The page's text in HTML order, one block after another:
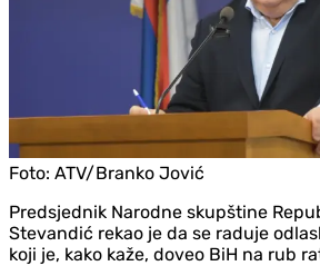
Foto: ATV/Branko Jović
Predsjednik Narodne skupštine
Stevandić rekao je da se raduje
koji je, kako kaže, doveo BiH na rub